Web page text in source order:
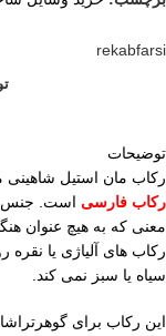
rekabfarsi
توضیحات
رکاب مان استیل شاهینی
رکاب فارسی است. جنس
معنی که به هیچ عنوان
رکاب های آلیاژی یا
سیاه یا سبز نمی کند.
این رکاب برای